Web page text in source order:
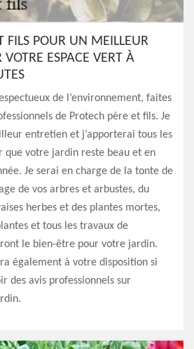
FILS POUR UN MEILLEUR
ESPACE VERT À
de l’environnement, faites
de Protech père et fils. Je
entretien et j’apporterai tous les
que votre jardin reste beau et en
Je serai en charge de la tonte de
de vos arbres et arbustes, du
herbes et des plantes mortes,
et tous les travaux de
le bien-être pour votre jardin.
également à votre disposition si
des avis professionnels sur